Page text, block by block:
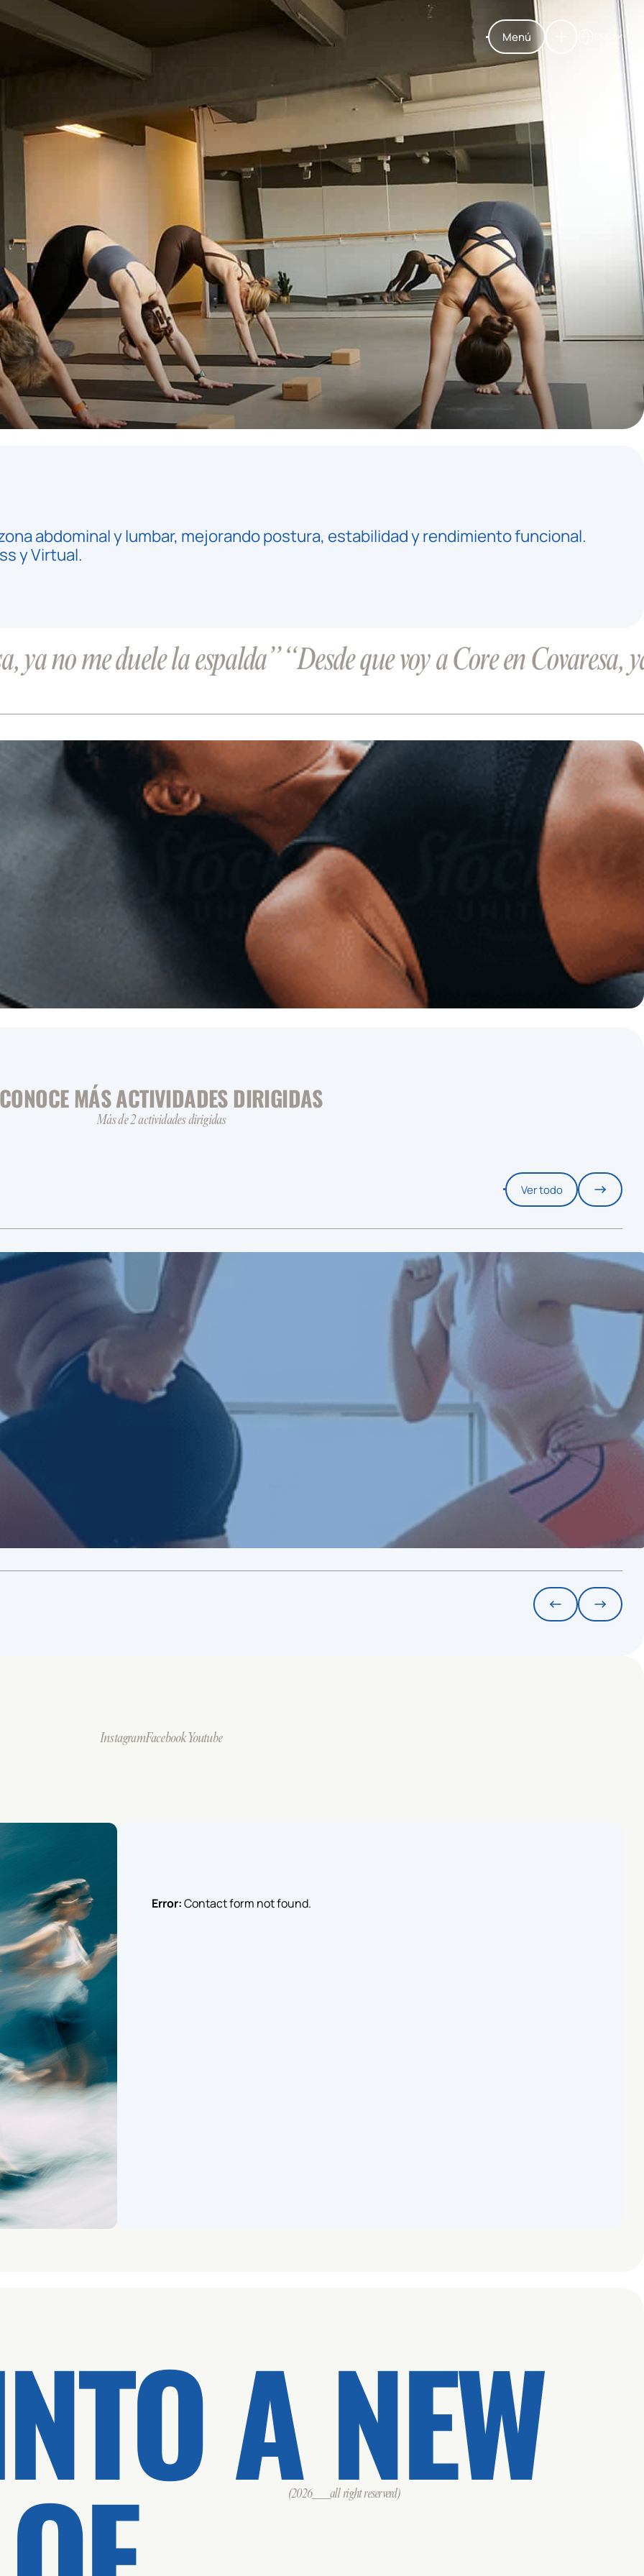
Menú
abdominal y lumbar, mejorando postura, estabilidad y rendimiento funcional.
y Virtual.
ya no me duele la espalda” “Desde que voy a Core en Covaresa,
CONOCE MÁS ACTIVIDADES DIRIGIDAS
Más de 2 actividades dirigidas
Ver todo
InstagramFacebookYoutube
Error:Contact form not found.
A NEW
(2026___all right reserverd)